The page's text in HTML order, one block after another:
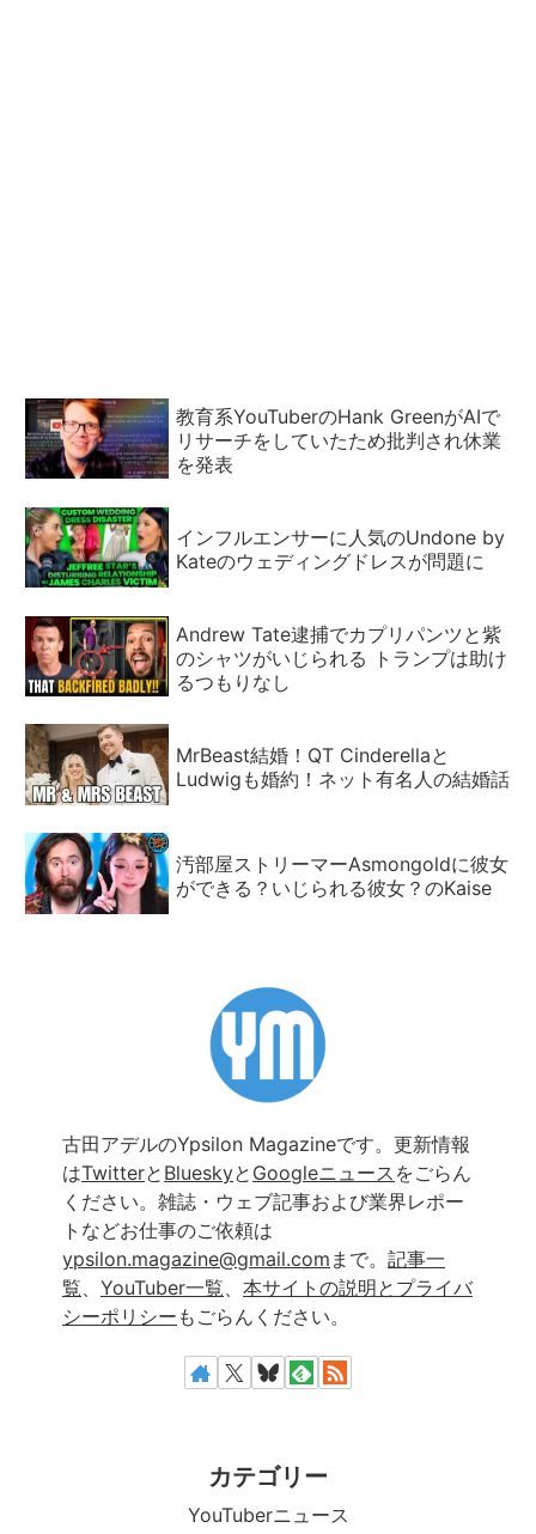
教育系YouTuberのHank GreenがAIで
リサーチをしていたため批判され休業
を発表
インフルエンサーに人気のUndone by
Kateのウェディングドレスが問題に
Andrew Tate逮捕でカプリパンツと紫
のシャツがいじられる トランプは助け
るつもりなし
MrBeast結婚！QT Cinderellaと
Ludwigも婚約！ネット有名人の結婚話
汚部屋ストリーマーAsmongoldに彼女
ができる？いじられる彼女？のKaise
古田アデルのYpsilon Magazineです。更新情報
はTwitterと Blueskyと Googleニュース をごらん
ください。雑誌・ウェブ記事および業界レポー
トなどお仕事のご依頼は
ypsilon.magazine@gmail.com まで。 記事一
覧、 YouTuber一覧、 本サイトの説明とプライバ
シーポリシー もごらんください。
カテゴリー
YouTuberニュース